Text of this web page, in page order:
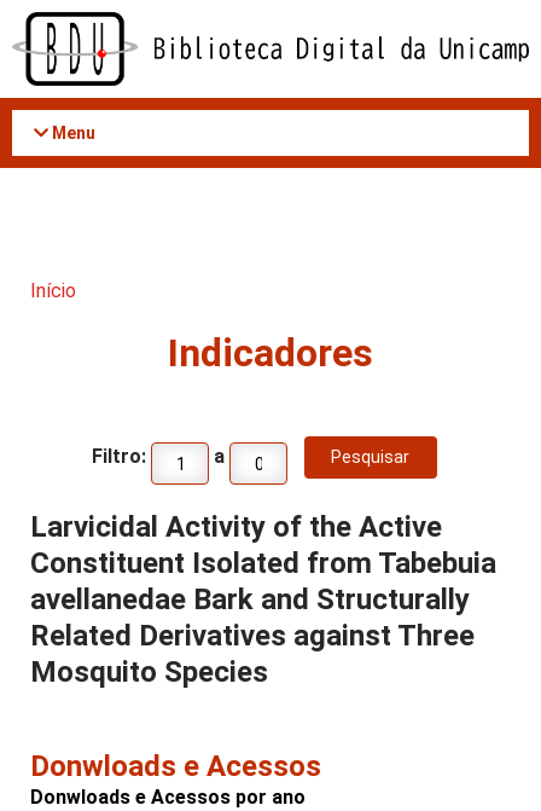
Acessar
conteúdo
Menu
Início
Indicadores
Filtro: a
Larvicidal Activity of the Active
Constituent Isolated from Tabebuia
avellanedae Bark and Structurally
Related Derivatives against Three
Mosquito Species
Donwloads e Acessos
Donwloads e Acessos por ano